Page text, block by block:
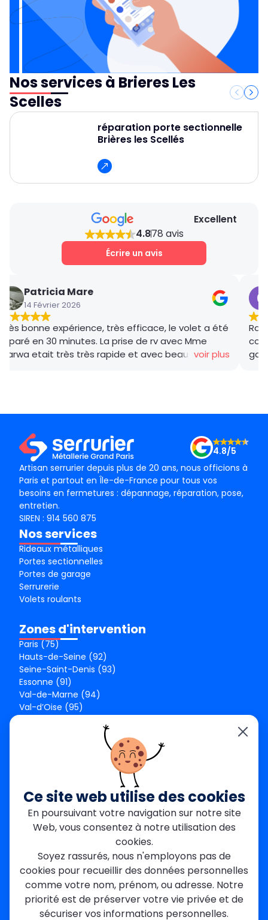
Nos services à Brieres Les
Scelles
réparation porte sectionnelle
Brières les Scellés
Excellent
4.878 avis
Écrire un avis
Patricia Mare
14 Février 2026
Très bonne expérience, très efficace, le volet a été
réparé en 30 minutes. La prise de rv avec Mme
Marwa etait très très rapide et avec beaucoup de
voir plus
Artisan serrurier depuis plus de 20 ans, nous officions à
Paris et partout en Île-de-France pour tous vos
besoins en fermetures : dépannage, réparation, pose,
entretien.
4.8/5
SIREN : 914 560 875
Nos services
Rideaux métalliques
Portes sectionnelles
Portes de garage
Serrurerie
Volets roulants
Zones d'intervention
Paris (75)
Hauts-de-Seine (92)
Seine-Saint-Denis (93)
Essonne (91)
Val-de-Marne (94)
Val-d’Oise (95)
Seine-Saint-Denis
Garges-lès-Gonesse
Val-de-Marne
Dourdan
Mantes-la-Jolie
Créteil
Seine-et-Marne
Contact
Ce site web utilise des cookies
En poursuivant votre navigation sur notre site
Web, vous consentez à notre utilisation des
cookies.
Soyez rassurés, nous n'employons pas de
cookies pour recueillir des données personnelles
comme votre nom, prénom, ou adresse. Notre
priorité est de préserver votre vie privée et de
sécuriser vos informations personnelles.